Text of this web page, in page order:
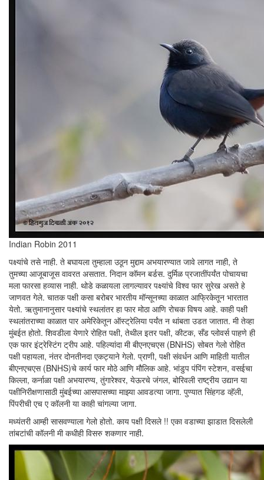
Indian Robin 2011
पक्ष्यांचे तसे नाही. ते बघायला तुम्हाला उठून मुद्दाम अभयारण्यात जावे लागत नाही, ते
तुमच्या आजूबाजूस वावरत असतात. निदान कॉमन बर्डस. दुर्मिळ प्रजातींपर्यंत पोचायचा
मला फारसा हव्यास नाही. थोडे कळायला लागल्यावर पक्ष्यांचे विश्व फार सुरेख असते हे
जाणवत गेले. चातक पक्षी कसा बरोबर भारतीय मॉन्सूनच्या काळात आफ्रिकेतून भारतात
येतो. ऋतुमानानुसार पक्ष्यांचे स्थलांतर हा फार मोठा आणि रोचक विषय आहे. काही पक्षी
स्थलांतराच्या काळात पार अमेरिकेतून ऑस्ट्रेलिया पर्यंत न थांबता उडत जातात. मी तेव्हा
मुंबईत होतो. शिवडीला येणारे रोहित पक्षी, तेथील इतर पक्षी, कीटक, सँड प्लोवर्स पाहणे ही
एक फार इंट्रेस्टिंग ट्रीप आहे. पहिल्यांदा मी बीएनएचएस (BNHS) सोबत गेलो रोहित
पक्षी पहायला, नंतर दोनतीनदा एकट्याने गेलो. प्राणी, पक्षी संवर्धन आणि माहिती यातील
बीएनएचएस (BNHS)चे कार्य फार मोठे आणि मौलिक आहे. भांडुप पंपिंग स्टेशन, वसईचा
किल्ला, कर्नाळा पक्षी अभयारण्य, तुंगारेश्वर, येऊरचे जंगल, बोरिवली राष्ट्रीय उद्यान या
पक्षीनिरीक्षणासाठी मुंबईच्या आसपासच्या माझ्या आवडत्या जागा. पुण्यात सिंहगड व्हॅली,
पिंपरीची एच ए कॉलनी या काही चांगल्या जागा.
मध्यंतरी आम्ही सासवण्याला गेलो होतो. काय पक्षी दिसले !! एका वडाच्या झाडात दिसलेली
तांबटांची कॉलनी मी कधीही विसरु शकणार नाही.